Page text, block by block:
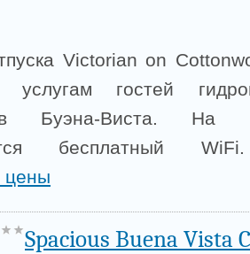
Victorian on
услугам гостей
Буэна-Виста. На
бесплатный
цены
Spacious Buena Vista